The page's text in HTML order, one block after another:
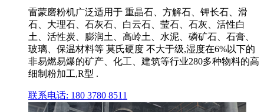
雷蒙磨粉机广泛适用于 重晶石、方解石、钾长石、滑
石、大理石、石灰石、白云石、莹石、石灰、活性白
土、活性炭、膨润土、高岭土、水泥、磷矿石、石膏、
玻璃、保温材料等 莫氏硬度 不大于级,湿度在6%以下的
非易燃易爆的矿产、化工、建筑等行业280多种物料的高
细制粉加工,R型 .
联系电话: 180 3780 8511